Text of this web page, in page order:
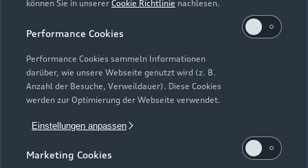
können Sie in unserer Cookie Richtlinie nachlesen.
Performance Cookies
Performance Cookies sammeln Informationen
darüber, wie unsere Webseite genutzt wird (z. B.
Anzahl der Besuche, Verweildauer). Diese Cookies
werden zur Optimierung der Webseite verwendet.
Einstellungen anpassen
Marketing Cookies
90469 Nürnberg